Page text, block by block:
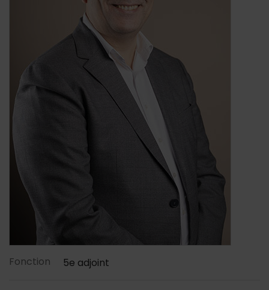
Contenu de la fiche
Fonction 5e adjoint